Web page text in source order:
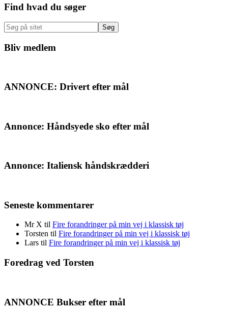
Primær
Sidebar
Find hvad du søger
Søg
på
sitet
Bliv medlem
ANNONCE: Drivert efter mål
Annonce: Håndsyede sko efter mål
Annonce: Italiensk håndskrædderi
Seneste kommentarer
Mr X til Fire forandringer på min vej i klassisk tøj
Torsten til Fire forandringer på min vej i klassisk tøj
Lars til Fire forandringer på min vej i klassisk tøj
Foredrag ved Torsten
ANNONCE Bukser efter mål